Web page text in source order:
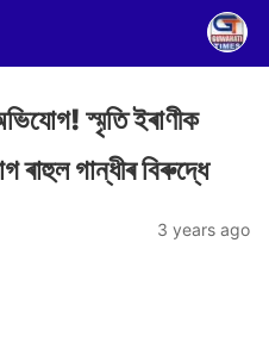
স্মৃতি ইৰাণীক
ৰাহুল গান্ধীৰ বিৰুদ্ধে
3 years ago